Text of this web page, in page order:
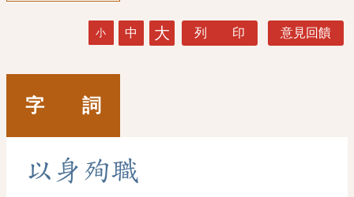
小 中 大 列 印 意見回饋
字 詞
以 身 殉職